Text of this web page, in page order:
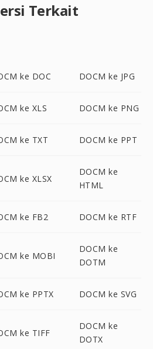
Terkait
ke DOC DOCM ke JPG
ke XLS DOCM ke PNG
ke TXT DOCM ke PPT
ke XLSX
DOCM ke
HTML
ke FB2 DOCM ke RTF
ke MOBI
DOCM ke
DOTM
ke PPTX DOCM ke SVG
ke TIFF
DOCM ke
DOTX